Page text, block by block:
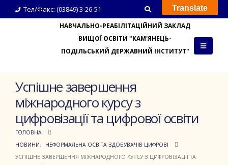
Тел/Факс: (03849) 3-26-51
НАВЧАЛЬНО-РЕАБІЛІТАЦІЙНИЙ ЗАКЛАД
ВИЩОЇ ОСВІТИ "КАМ'ЯНЕЦЬ-
ПОДІЛЬСЬКИЙ ДЕРЖАВНИЙ ІНСТИТУТ"
Успішне завершення
міжнародного курсу з
цифровізації та цифрової освіти
ГОЛОВНА
НОВИНИ,
НЕФОРМАЛЬНА ОСВІТА ЗДОБУВАЧІВ ЦИФРОВІ
УСПІШНЕ ЗАВЕРШЕННЯ МІЖНАРОДНОГО КУРСУ З ЦИФРОВІЗАЦІЇ ТА
Translate